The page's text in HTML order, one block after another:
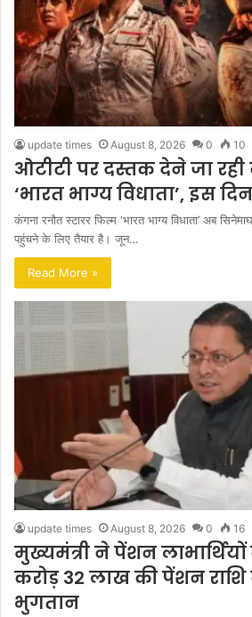
update times August 8, 2026 0 10
ओटीटी पर दस्तक देने जा
‘भारत भाग्य विधाता’, इस
कंगना रनौत स्टारर फिल्म ‘भारत भाग्य विधाता’ अब
पहुंचने के लिए तैयार है। जून…
Read More »
update times August 8, 2026 0 16
मुख्यमंत्री ने पेंशन लाभार्थियों
करोड़ 32 लाख की पेंशन राशि
भुगतान